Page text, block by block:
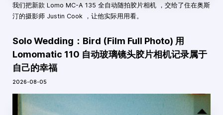
我们把新款 Lomo MC-A 135 全自动随拍胶片相机 ，交给了住在奥斯
汀的摄影师 Justin Cook ，让他实际用用看。
Solo Wedding：Bird (Film Full Photo) 用
Lomomatic 110 自动玻璃镜头胶片相机记录属于
自己的幸福
2026-08-05